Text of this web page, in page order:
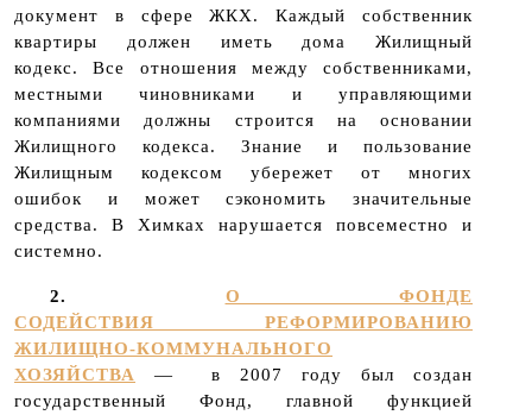
документ в сфере ЖКХ. Каждый собственник
квартиры должен иметь дома Жилищный
кодекс. Все отношения между собственниками,
местными чиновниками и управляющими
компаниями должны строится на основании
Жилищного кодекса. Знание и пользование
Жилищным кодексом убережет от многих
ошибок и может сэкономить значительные
средства. В Химках нарушается повсеместно и
системно.
2. О ФОНДЕ
СОДЕЙСТВИЯ РЕФОРМИРОВАНИЮ
ЖИЛИЩНО-КОММУНАЛЬНОГО
ХОЗЯЙСТВА
— в 2007 году был создан
государственный Фонд, главной функцией